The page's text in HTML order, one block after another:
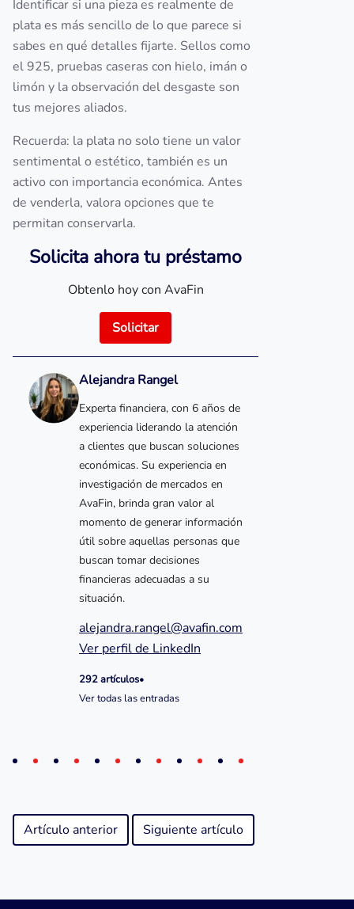
Identificar si una pieza es realmente de
plata es más sencillo de lo que parece si
sabes en qué detalles fijarte. Sellos como
el 925, pruebas caseras con hielo, imán o
limón y la observación del desgaste son
tus mejores aliados.
Recuerda: la plata no solo tiene un valor
sentimental o estético, también es un
activo con importancia económica. Antes
de venderla, valora opciones que te
permitan conservarla.
Solicita ahora tu préstamo
Obtenlo hoy con AvaFin
Solicitar
Alejandra Rangel
Experta financiera, con 6 años de
experiencia liderando la atención
a clientes que buscan soluciones
económicas. Su experiencia en
investigación de mercados en
AvaFin, brinda gran valor al
momento de generar información
útil sobre aquellas personas que
buscan tomar decisiones
financieras adecuadas a su
situación.
alejandra.rangel@avafin.com
Ver perfil de LinkedIn
292 artículos•
Ver todas las entradas
Artículo anterior Siguiente artículo